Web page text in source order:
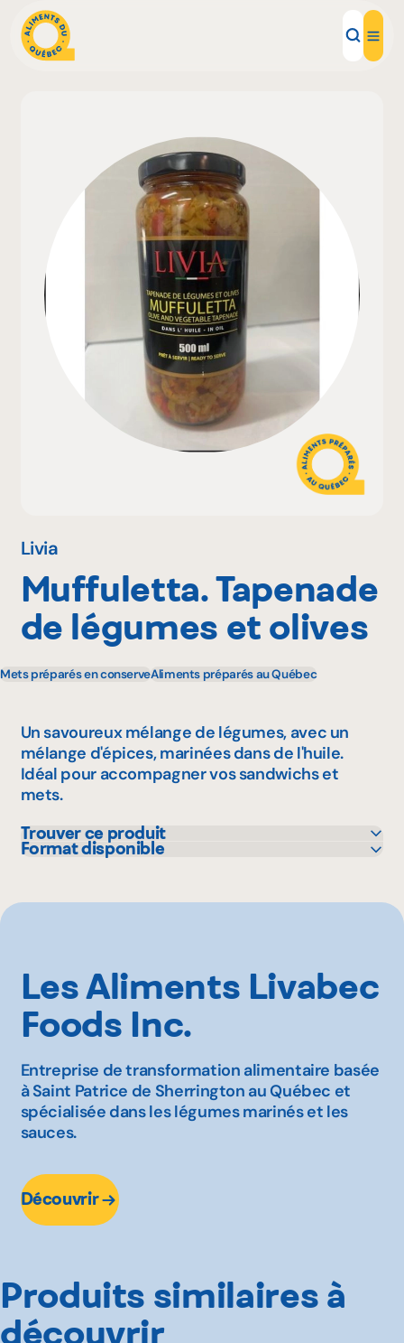
Aliments d'ici
Recettes
Inspirations d'ici
Restaurants
Institutions
À propos
EN
Livia
Muffuletta. Tapenade
de légumes et olives
Mets préparés en conserveAliments préparés au Québec
Un savoureux mélange de légumes, avec un
mélange d'épices, marinées dans de l'huile.
Idéal pour accompagner vos sandwichs et
mets.
Trouver ce produit
Colabor
IGA
Mayrand Entrepôt d'Alimentation
Mayrand Plus Distributeur Alimentaire
Metro
Walmart
Format disponible
Les Aliments Livabec
Foods Inc.
Entreprise de transformation alimentaire basée
à Saint Patrice de Sherrington au Québec et
spécialisée dans les légumes marinés et les
sauces.
Découvrir
Produits similaires à
découvrir